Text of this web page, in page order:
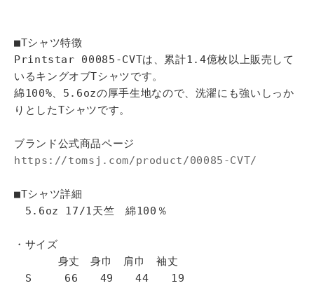
■Tシャツ特徴
Printstar 00085-CVTは、累計1.4億枚以上販売して
いるキングオブTシャツです。
綿100%、5.6ozの厚手生地なので、洗濯にも強いしっか
りとしたTシャツです。
ブランド公式商品ページ
https://tomsj.com/product/00085-CVT/
■Tシャツ詳細
5.6oz 17/1天竺 綿100％
・サイズ
身丈 身巾 肩巾 袖丈
S 66 49 44 19